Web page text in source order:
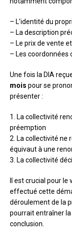
– L’identité du
– La description
– Le prix de vente
– Les coordonnées
Une fois la DIA
mois pour se
présenter :
1. La collectivité
préemption
2. La collectivité ne
équivaut à une
3. La collectivité
Il est crucial pour
effectué cette
déroulement de la
pourrait entraîner
conclusion.